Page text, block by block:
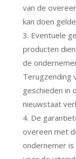
van de
kan doen
3. Eventuele
producten
de
Terugzending
geschieden in
nieuwstaat
4. De
overeen met
ondernemer